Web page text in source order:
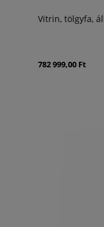
Vitrin, tölgyfa,
782 999,00 Ft